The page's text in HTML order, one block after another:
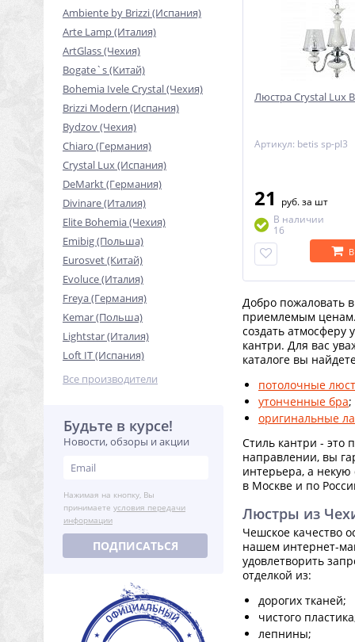
Ambiente by Brizzi (Испания)
Arte Lamp (Италия)
ArtGlass (Чехия)
Bogate`s (Китай)
Bohemia Ivele Crystal (Чехия)
Brizzi Modern (Испания)
Bydzov (Чехия)
Chiaro (Германия)
Crystal Lux (Испания)
DeMarkt (Германия)
Divinare (Италия)
Elite Bohemia (Чехия)
Emibig (Польша)
Eurosvet (Китай)
Evoluce (Италия)
Freya (Германия)
Kemar (Польша)
Lightstar (Италия)
Loft IT (Испания)
Все производители
Будьте в курсе!
Новости, обзоры и акции
Нажимая на кнопку, Вы
принимаете условия передачи
информации
ПОДПИСАТЬСЯ
Люстра Crystal Lux
Артикул: betis sp-pl3
21 руб.за шт
В наличии
16
Добро пожаловать
приемлемым ценам.
создать
кантри. Для вас
каталоге вы
потолочные
утонченные бра;
оригинальные
Стиль кантри - это
направлении, вы
интерьера, а некую
в Москве и по
Люстры из
Чешское качество
нашем интернет-
удовлетворить
отделкой из:
дорогих тканей;
чистого
лепнины;